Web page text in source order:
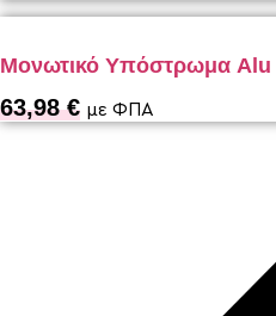
Μονωτικό Υπόστρωμα Alu
63,98€ με ΦΠΑ